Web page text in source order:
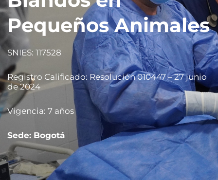
Aspirantes
Estudiantes
Docentes
Egresados
Trabajadores
Pequeños Animales
SNIES: 117528
Registro Calificado: Resolución 010447 – 27 junio
de 2024
Vigencia: 7 años
Sede: Bogotá